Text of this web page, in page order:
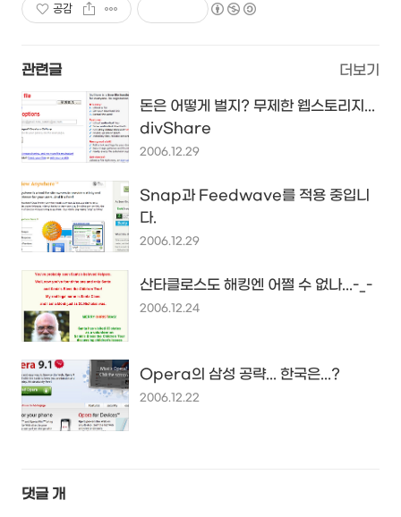
공감
관련글 더보기
돈은 어떻게 벌지? 무제한 웹스토리지...
divShare
2006.12.29
Snap과 Feedwave를 적용 중입니
다.
2006.12.29
산타클로스도 해킹엔 어쩔 수 없나...-_-
2006.12.24
Opera의 삼성 공략... 한국은...?
2006.12.22
댓글 개